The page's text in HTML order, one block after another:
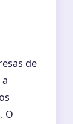
de
O